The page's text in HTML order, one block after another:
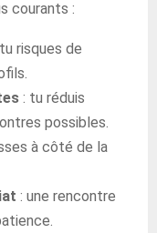
courants :
risques de
: tu réduis
possibles.
à côté de la
: une rencontre